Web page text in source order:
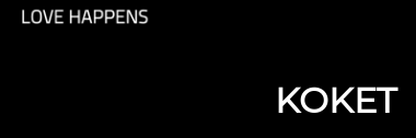
KOKET